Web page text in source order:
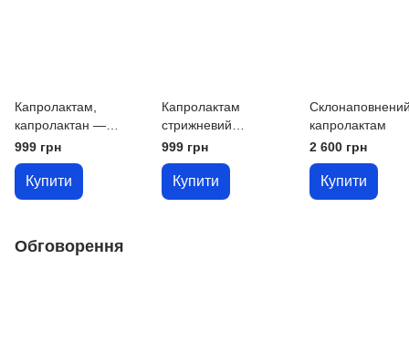
Капролактам,
капролактан —
стрижні до 800 мм,
листи до 300 мм
999 грн
Купити
Капролактам
стрижневий
діаметром до 800 мм
999 грн
Купити
капролактам
2 600 грн
Купити
Обговорення